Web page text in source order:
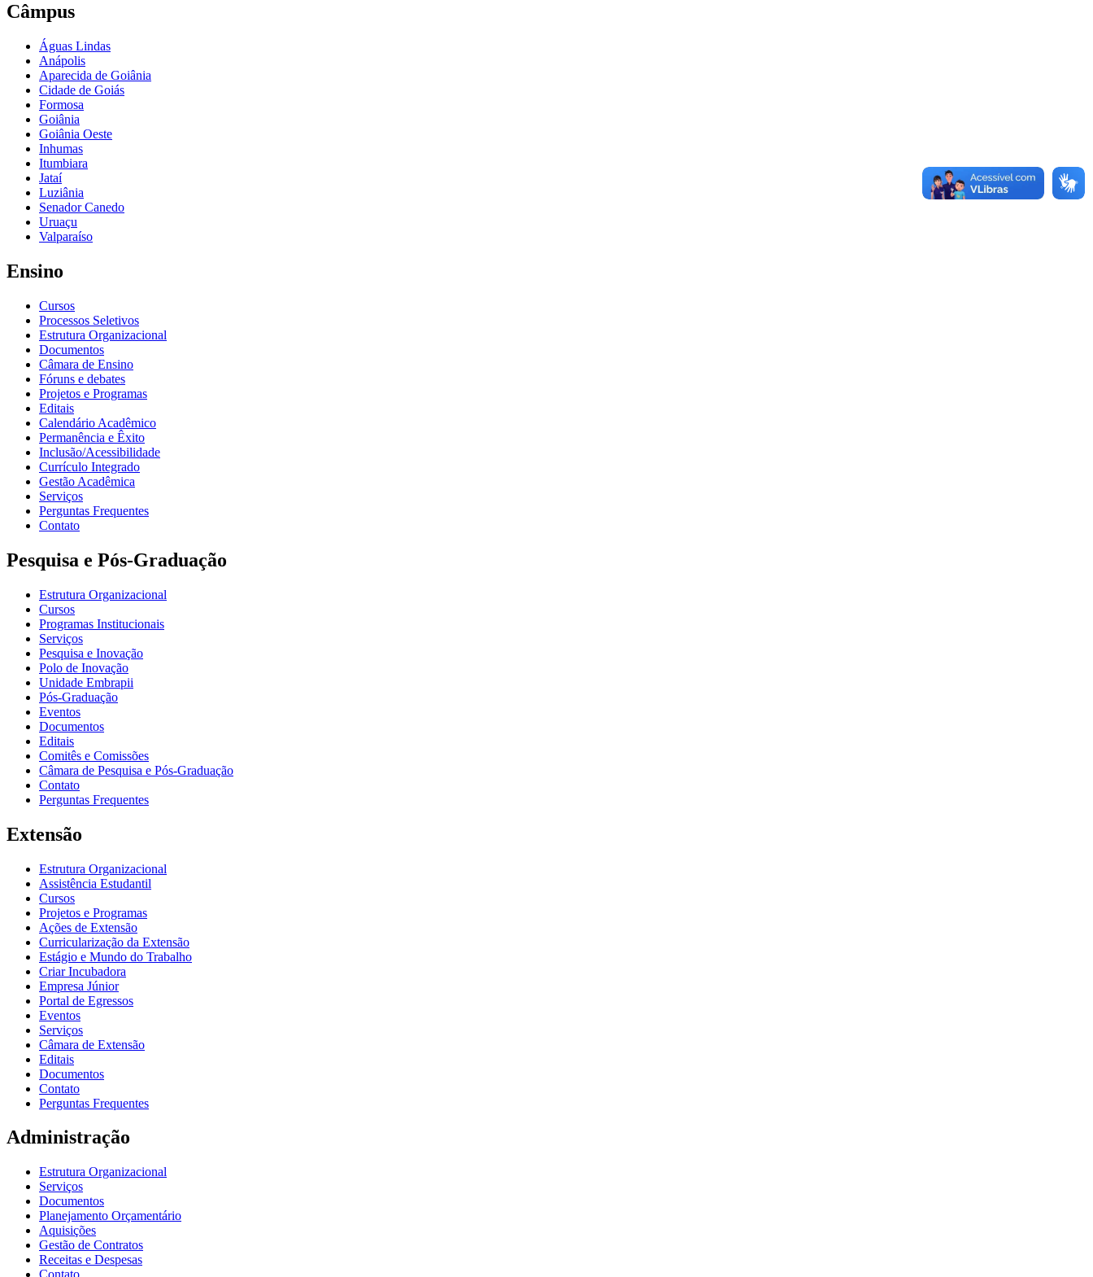
Câmpus
Águas Lindas
Anápolis
Aparecida de Goiânia
Cidade de Goiás
Formosa
Goiânia
Goiânia Oeste
Inhumas
Itumbiara
Jataí
Luziânia
Senador Canedo
Uruaçu
Valparaíso
Ensino
Cursos
Processos Seletivos
Estrutura Organizacional
Documentos
Câmara de Ensino
Fóruns e debates
Projetos e Programas
Editais
Calendário Acadêmico
Permanência e Êxito
Inclusão/Acessibilidade
Currículo Integrado
Gestão Acadêmica
Serviços
Perguntas Frequentes
Contato
Pesquisa e Pós-Graduação
Estrutura Organizacional
Cursos
Programas Institucionais
Serviços
Pesquisa e Inovação
Polo de Inovação
Unidade Embrapii
Pós-Graduação
Eventos
Documentos
Editais
Comitês e Comissões
Câmara de Pesquisa e Pós-Graduação
Contato
Perguntas Frequentes
Extensão
Estrutura Organizacional
Assistência Estudantil
Cursos
Projetos e Programas
Ações de Extensão
Curricularização da Extensão
Estágio e Mundo do Trabalho
Criar Incubadora
Empresa Júnior
Portal de Egressos
Eventos
Serviços
Câmara de Extensão
Editais
Documentos
Contato
Perguntas Frequentes
Administração
Estrutura Organizacional
Serviços
Documentos
Planejamento Orçamentário
Aquisições
Gestão de Contratos
Receitas e Despesas